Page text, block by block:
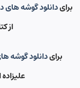
برایدانلود گوشه های
از
برایدانلود گوشه